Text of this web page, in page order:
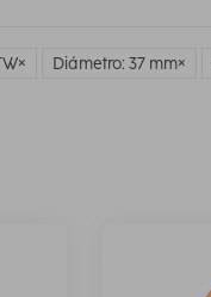
Diámetro: 37 mm